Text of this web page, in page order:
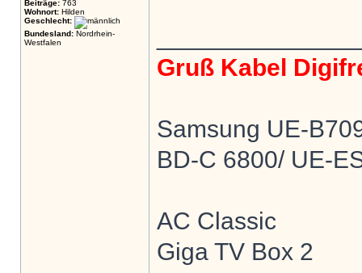
Beiträge: 763
Wohnort: Hilden
Geschlecht:
Bundesland: Nordrhein-
Westfalen
Gruß Kabel
Samsung UE-
BD-C 6800/ UE-
AC Classic
Giga TV Box 2